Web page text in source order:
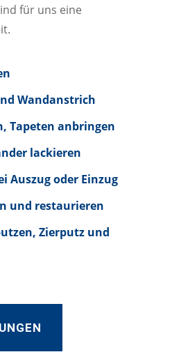
für uns eine
Wandanstrich
Tapeten anbringen
lackieren
Auszug oder Einzug
und restaurieren
Zierputz und